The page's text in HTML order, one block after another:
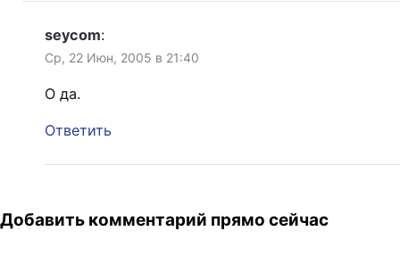
seycom:
Ср, 22 Июн, 2005 в 21:40
О да.
Ответить
Добавить комментарий прямо сейчас